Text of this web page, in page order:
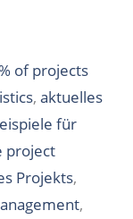
of projects
, aktuelles
für
project
Projekts,
,